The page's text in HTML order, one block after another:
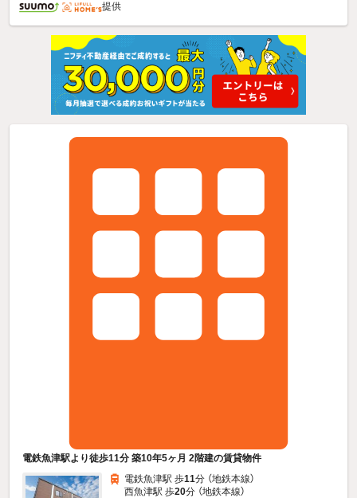
提供
電鉄魚津駅より徒歩11分 築10年5ヶ月 2階建の賃貸物件
電鉄魚津駅 歩11分 （地鉄本線）
西魚津駅 歩20分 （地鉄本線）